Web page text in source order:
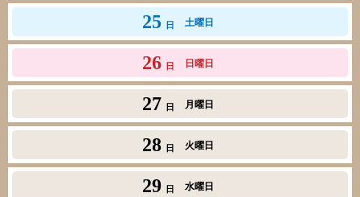
25 日 土曜日
26 日 日曜日
27 日 月曜日
28 日 火曜日
29 日 水曜日